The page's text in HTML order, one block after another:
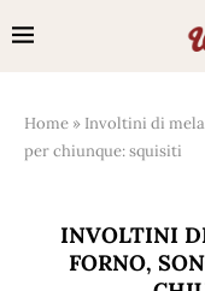
Home » Involtini di
per chiunque: squisiti
INVOLTINI
FORNO,